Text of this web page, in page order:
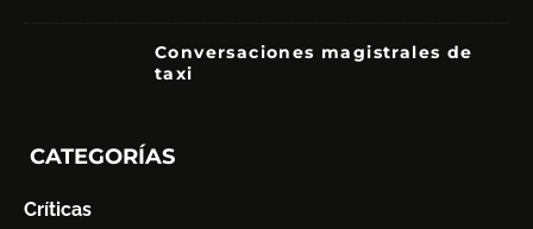
Conversaciones magistrales de
taxi
CATEGORÍAS
Críticas